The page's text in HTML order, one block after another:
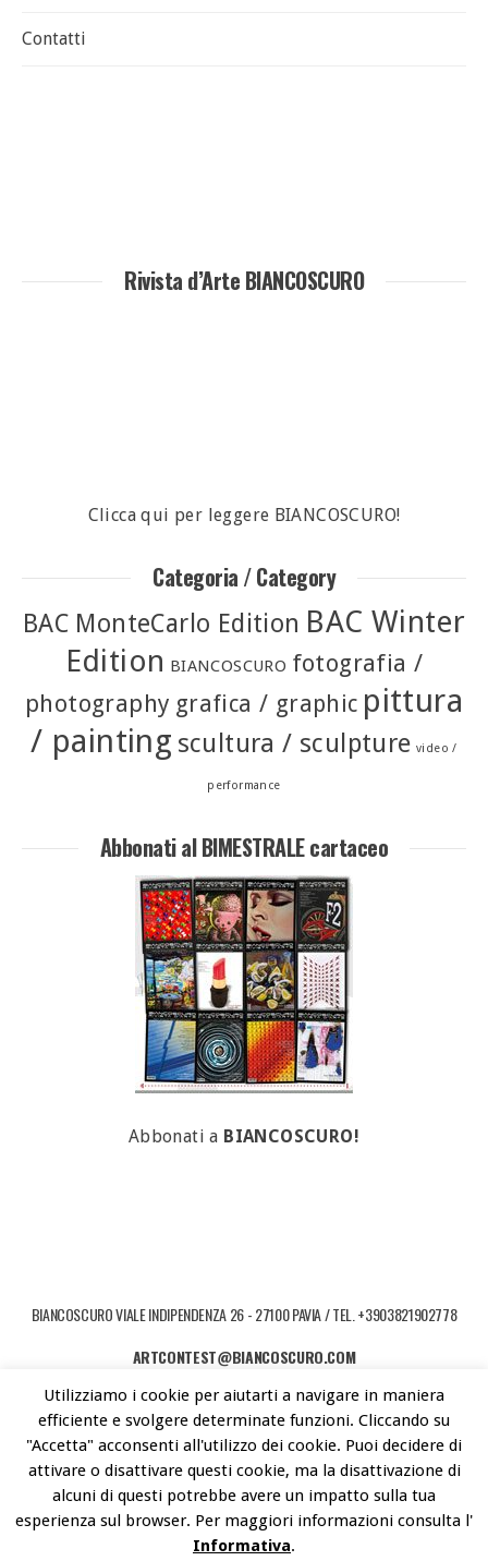
Contatti
Rivista d’Arte BIANCOSCURO
Clicca qui per leggere BIANCOSCURO!
Categoria / Category
BAC MonteCarlo Edition BAC Winter
Edition BIANCOSCURO fotografia /
photography grafica / graphic pittura
/ painting scultura / sculpture video /
performance
Abbonati al BIMESTRALE cartaceo
Abbonati a BIANCOSCURO!
BIANCOSCURO VIALE INDIPENDENZA 26 - 27100 PAVIA / TEL. +3903821902778
ARTCONTEST@BIANCOSCURO.COM
COPYRIGHT © 2026 ART CONTEST. POWERED BY LIBEREMENTI - IDEE PER
L'ARTE CONTEMPORANEA
Utilizziamo i cookie per aiutarti a navigare in maniera
efficiente e svolgere determinate funzioni. Cliccando su
"Accetta" acconsenti all'utilizzo dei cookie. Puoi decidere di
attivare o disattivare questi cookie, ma la disattivazione di
alcuni di questi potrebbe avere un impatto sulla tua
esperienza sul browser. Per maggiori informazioni consulta l'
Informativa.